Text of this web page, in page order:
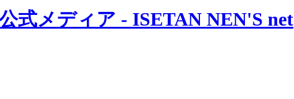
式メディア - ISETAN NEN'S net